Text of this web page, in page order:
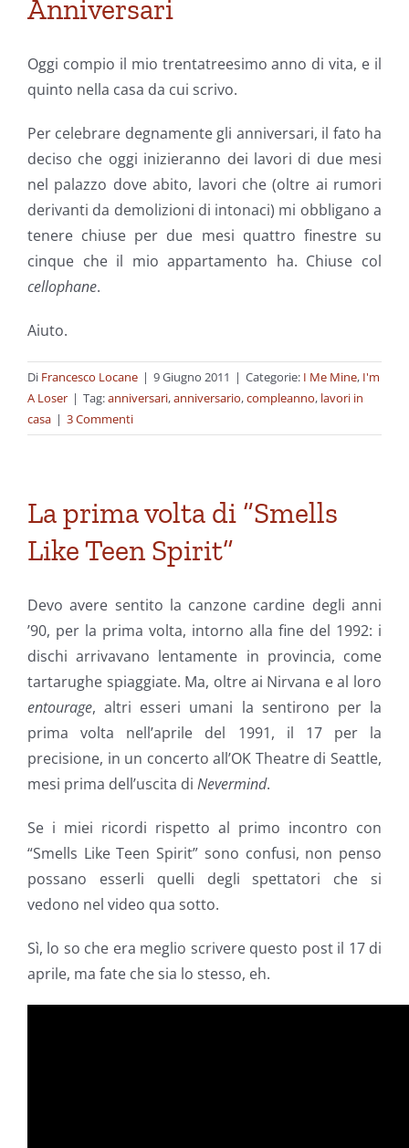
Anniversari
Oggi compio il mio trentatreesimo anno di vita, e il
quinto nella casa da cui scrivo.
Per celebrare degnamente gli anniversari, il fato ha
deciso che oggi inizieranno dei lavori di due mesi
nel palazzo dove abito, lavori che (oltre ai rumori
derivanti da demolizioni di intonaci) mi obbligano a
tenere chiuse per due mesi quattro finestre su
cinque che il mio appartamento ha. Chiuse col
cellophane.
Aiuto.
Di Francesco Locane | 9 Giugno 2011 | Categorie: I Me Mine, I'm
A Loser | Tag:anniversari,anniversario,compleanno, lavori in
casa | 3 Commenti
La prima volta di “Smells
Like Teen Spirit”
Devo avere sentito la canzone cardine degli anni
’90, per la prima volta, intorno alla fine del 1992: i
dischi arrivavano lentamente in provincia, come
tartarughe spiaggiate. Ma, oltre ai Nirvana e al loro
entourage, altri esseri umani la sentirono per la
prima volta nell’aprile del 1991, il 17 per la
precisione, in un concerto all’OK Theatre di Seattle,
mesi prima dell’uscita di Nevermind.
Se i miei ricordi rispetto al primo incontro con
“Smells Like Teen Spirit” sono confusi, non penso
possano esserli quelli degli spettatori che si
vedono nel video qua sotto.
Sì, lo so che era meglio scrivere questo post il 17 di
aprile, ma fate che sia lo stesso, eh.